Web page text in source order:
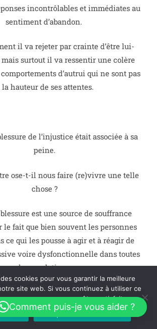
incontrôlables et immédiates au
sentiment d’abandon.
il va rejeter par crainte d’être lui-
mais surtout il va ressentir une colère
d’autrui qui ne sont pas
la hauteur de ses attentes.
de l’injustice était associée à sa
peine.
ose-t-il nous faire (re)vivre une telle
chose ?
est une source de souffrance
le fait que bien souvent les personnes
ce qui les pousse à agir et à réagir de
voire dysfonctionnelle dans toutes
leurs relations.
d’abandon vous empêche de goûter à
vos relations affectives, n’oubliez pas
des ressources à votre disposition pour
Comment puis-je vous aider ?
cookies pour vous garantir la meilleure
site web. Si vous continuez à utiliser ce
que vous en êtes satisfait.
refuse Politique de confidentialité